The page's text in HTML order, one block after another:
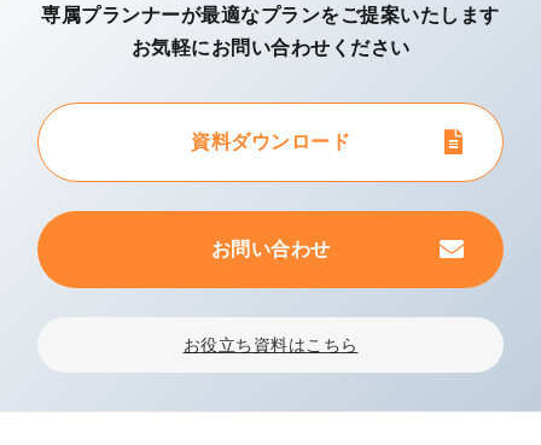
専属プランナーが最適なプランをご提案いたします
お気軽にお問い合わせください
資料ダウンロード
お問い合わせ
お役立ち資料はこちら